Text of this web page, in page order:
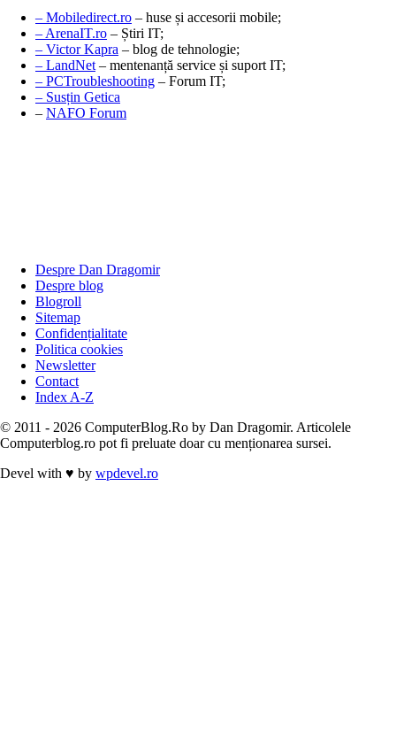
– Mobiledirect.ro – huse și accesorii mobile;
– ArenaIT.ro – Știri IT;
– Victor Kapra – blog de tehnologie;
– LandNet – mentenanță service și suport IT;
– PCTroubleshooting – Forum IT;
– Susțin Getica
– NAFO Forum
Despre Dan Dragomir
Despre blog
Blogroll
Sitemap
Confidențialitate
Politica cookies
Newsletter
Contact
Index A-Z
© 2011 - 2026 ComputerBlog.Ro by Dan Dragomir. Articolele
Computerblog.ro pot fi preluate doar cu menționarea sursei.
Devel with ♥ by wpdevel.ro